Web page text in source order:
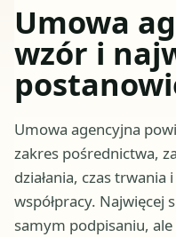
Umowa
wzór i
Umowa agencyjna
zakres pośrednictwa,
działania, czas trwania
współpracy. Najwięcej
samym podpisaniu,